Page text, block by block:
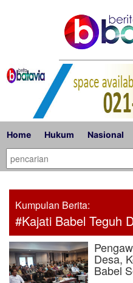
Home Hukum Nasional
Kumpulan Berita:
#Kajati Babel Teguh
Desa,
Babel